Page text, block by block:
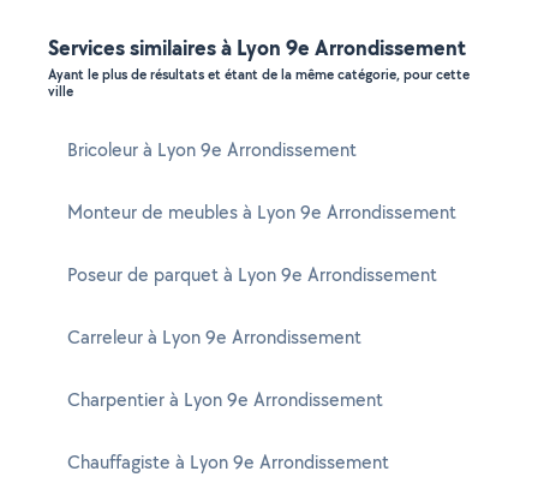
Services similaires à Lyon 9e Arrondissement
Ayant le plus de résultats et étant de la même catégorie, pour cette
ville
Bricoleur à Lyon 9e Arrondissement
Monteur de meubles à Lyon 9e Arrondissement
Poseur de parquet à Lyon 9e Arrondissement
Carreleur à Lyon 9e Arrondissement
Charpentier à Lyon 9e Arrondissement
Chauffagiste à Lyon 9e Arrondissement